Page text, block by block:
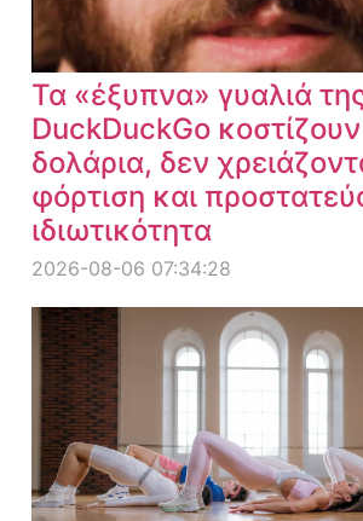
Τα «έξυπνα» γυαλιά
DuckDuckGo
δολάρια, δεν
φόρτιση και
ιδιωτικότητα
2026-08-06 07:34:28